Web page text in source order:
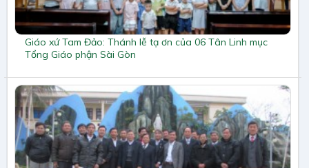
Giáo xứ Tam Đảo: Thánh lễ tạ ơn của 06 Tân Linh mục
Tổng Giáo phận Sài Gòn